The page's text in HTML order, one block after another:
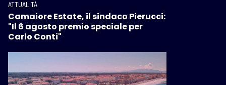
ATTUALITÀ
Camaiore Estate, il sindaco Pierucci:
"Il 6 agosto premio speciale per
Carlo Conti"